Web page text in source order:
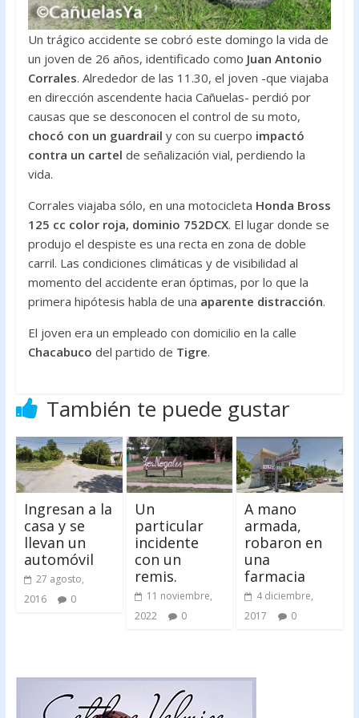
Un trágico accidente se cobró este domingo la vida de
un joven de 26 años, identificado como Juan Antonio
Corrales. Alrededor de las 11.30, el joven -que viajaba
en dirección ascendente hacia Cañuelas- perdió por
causas que se desconocen el control de su moto,
chocó con un guardrail y con su cuerpo impactó
contra un cartel de señalización vial, perdiendo la
vida.
Corrales viajaba sólo, en una motocicleta Honda Bross
125 cc color roja, dominio 752DCX. El lugar donde se
produjo el despiste es una recta en zona de doble
carril. Las condiciones climáticas y de visibilidad al
momento del accidente eran óptimas, por lo que la
primera hipótesis habla de una aparente distracción.
El joven era un empleado con domicilio en la calle
Chacabuco del partido de Tigre.
También te puede gustar
Ingresan a la
casa y se
llevan un
automóvil
27 agosto,
2016
0
Un
particular
incidente
con un
remis.
11 noviembre,
2022
0
A mano
armada,
robaron en
una
farmacia
4 diciembre,
2017
0